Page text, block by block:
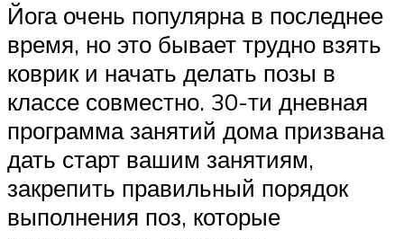
Йога очень популярна в последнее
время, но это бывает трудно взять
коврик и начать делать позы в
классе совместно. 30-ти дневная
программа занятий дома призвана
дать старт вашим занятиям,
закрепить правильный порядок
выполнения поз, которые